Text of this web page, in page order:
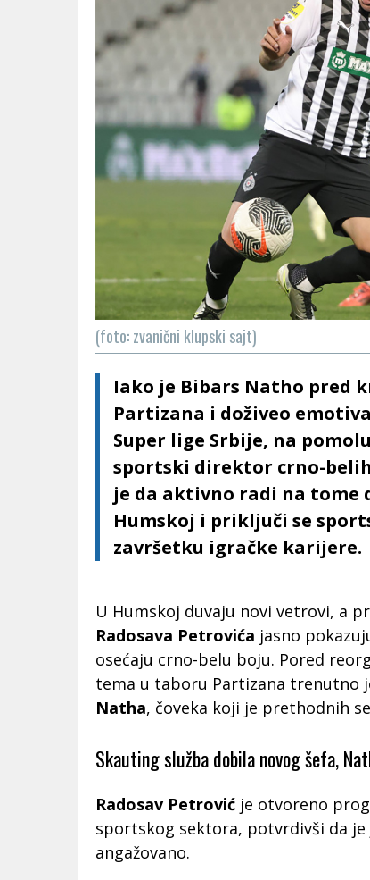
(foto: zvanični klupski sajt)
Iako je Bibars Natho pred
Partizana i doživeo
Super lige Srbije, na
sportski direktor crno-
je da aktivno radi na tome
Humskoj i priključi se
završetku igračke karijere.
U Humskoj duvaju novi vetrovi, a
Radosava Petrovića jasno
osećaju crno-belu boju. Pored
tema u taboru Partizana trenutno
Natha, čoveka koji je prethodnih
Skauting služba dobila novog šefa,
Radosav Petrović je otvoreno
sportskog sektora, potvrdivši da je
angažovano.